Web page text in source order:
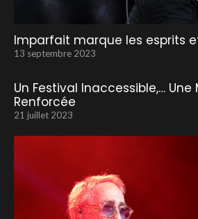
Imparfait marque les esprits
13 septembre 2023
Un Festival Inaccessible,…
Renforcée
21 juillet 2023